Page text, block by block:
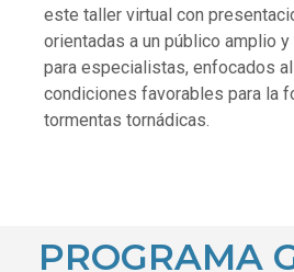
este taller virtual con
orientadas a un público amplio
para especialistas, enfocados
condiciones favorables para la
tormentas tornádicas.
PROGRAMA